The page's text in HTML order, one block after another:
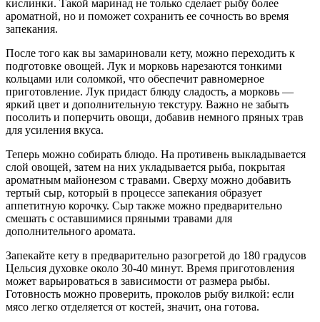
кислинки. Такой маринад не только сделает рыбу более
ароматной, но и поможет сохранить ее сочность во время
запекания.
После того как вы замариновали кету, можно переходить к
подготовке овощей. Лук и морковь нарезаются тонкими
кольцами или соломкой, что обеспечит равномерное
приготовление. Лук придаст блюду сладость, а морковь —
яркий цвет и дополнительную текстуру. Важно не забыть
посолить и поперчить овощи, добавив немного пряных трав
для усиления вкуса.
Теперь можно собирать блюдо. На противень выкладывается
слой овощей, затем на них укладывается рыба, покрытая
ароматным майонезом с травами. Сверху можно добавить
тертый сыр, который в процессе запекания образует
аппетитную корочку. Сыр также можно предварительно
смешать с оставшимися пряными травами для
дополнительного аромата.
Запекайте кету в предварительно разогретой до 180 градусов
Цельсия духовке около 30-40 минут. Время приготовления
может варьироваться в зависимости от размера рыбы.
Готовность можно проверить, проколов рыбу вилкой: если
мясо легко отделяется от костей, значит, она готова.